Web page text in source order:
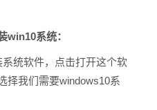
win10系统：
统软件，点击打开这个软
择我们需要windows10系